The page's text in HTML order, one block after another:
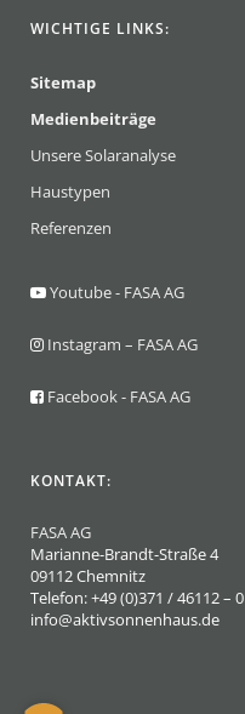
WICHTIGE LINKS:
Sitemap
Medienbeiträge
Unsere Solaranalyse
Haustypen
Referenzen
Youtube - FASA AG
Instagram – FASA AG
Facebook - FASA AG
KONTAKT:
FASA AG
Marianne-Brandt-Straße 4
09112 Chemnitz
Telefon: +49 (0)371 / 46112 – 0
info@aktivsonnenhaus.de